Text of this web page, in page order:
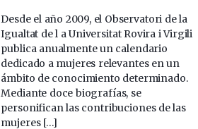
Desde el año 2009, el Observatori de la
Igualtat de l a Universitat Rovira i Virgili
publica anualmente un calendario
dedicado a mujeres relevantes en un
ámbito de conocimiento determinado.
Mediante doce biografías, se
personifican las contribuciones de las
mujeres […]